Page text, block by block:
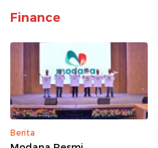
Finance
Berita